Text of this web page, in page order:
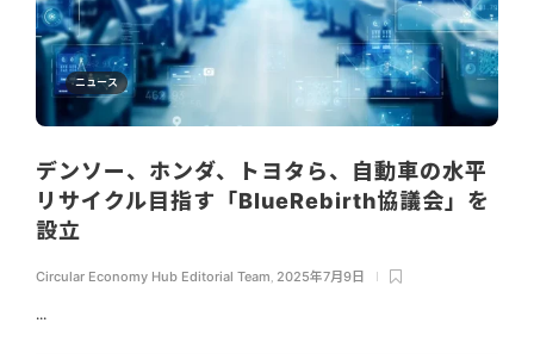
ニュース
デンソー、ホンダ、トヨタら、自動車の水平
リサイクル目指す「BlueRebirth協議会」を
設立
Circular Economy Hub Editorial Team 2025年7月9日
...